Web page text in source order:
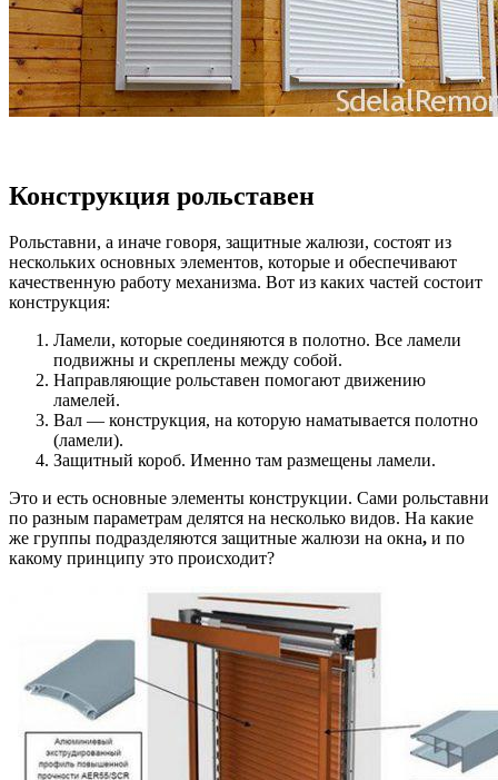
Конструкция рольставен
Рольставни, а иначе говоря, защитные жалюзи, состоят из
нескольких основных элементов, которые и обеспечивают
качественную работу механизма. Вот из каких частей состоит
конструкция:
Ламели, которые соединяются в полотно. Все ламели
подвижны и скреплены между собой.
Направляющие рольставен помогают движению
ламелей.
Вал — конструкция, на которую наматывается полотно
(ламели).
Защитный короб. Именно там размещены ламели.
Это и есть основные элементы конструкции. Сами рольставни
по разным параметрам делятся на несколько видов. На какие
же группы подразделяются защитные жалюзи на окна, и по
какому принципу это происходит?